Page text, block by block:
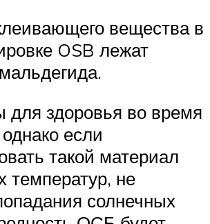
вещества в
OSB лежат
для здоровья во время
если
такой материал
температур, не
солнечных